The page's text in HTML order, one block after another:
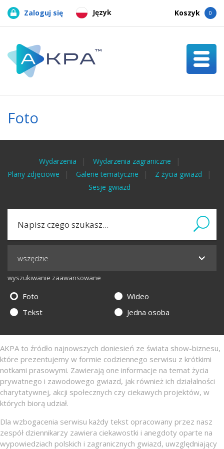
Język
Zaloguj się Koszyk 0
Foto
Wydarzenia
Wydarzenia zagraniczne
Plany zdjęciowe
Galerie tematyczne
Z życia gwiazd
Sesje gwiazd
wyszukiwanie zaawansowane
Foto
Wideo
Tekst
Jedna osoba
AKPA to źródło najnowszych doniesień ze świata show-biznesu,
które prezentujemy w formie codziennego serwisu z krótkimi
notkami prasowymi. Zawierają one informacje na temat życia
prywatnego i zawodowego gwiazd, jak również ich działalności
charytatywnej, akcji społecznych czy ciekawych projektów, w
których biorą udział.
Dla wzbogacenia serwisu każdy tekst opracowany przez nasz
zespół dziennikarzy zawiera ciekawostki i anegdoty oparte na
wypowiedziach polskich i zagranicznych gwiazd, uwzględniający